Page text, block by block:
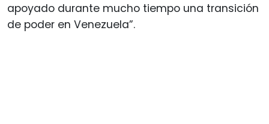
apoyado durante mucho tiempo una transición
de poder en Venezuela”.